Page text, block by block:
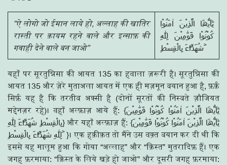
“ऐ लोगो जो ईमान लाये हो, अल्लाह की खातिर
रास्ती पर क़ायम रहने वाले और इन्साफ़ की
गवाही देने वाले बन जाओ”
يٰٓاَيُّھَا الَّذِيْنَ اٰمَنُوْا
كُوْنُوْا قَوّٰمِيْنَ لِلّٰهِ
شُهَدَاۗءَ بِالْقِسْطِ ۡ
यहाँ पर सूरतुन्निसा की आयत 135 का हवाला ज़रूरी है। सूरतुन्निसा की
आयत 135 और ज़ेरे मुताअला आयत में एक ही मज़मून बयान हुआ है, फ़र्क़
सिर्फ़ यह है कि तरतीब अक्सी है (दोनों सूरतों की निस्बते ज़ौजियत
मद्देनज़र रहे)। वहाँ अल्फ़ाज़ आये हैं: {يٰٓاَيُّھَا الَّذِيْنَ اٰمَنُوْا كُوْنُوْا قَوّٰمِيْنَ
بِالْقِسْطِ شُهَدَاۗءَ لِلّٰهِ} और यहाँ अल्फ़ाज़ हैं: {يٰٓاَيُّھَا الَّذِيْنَ اٰمَنُوْا كُوْنُوْا قَوّٰمِيْنَ
لِلّٰهِ شُهَدَاۗءَ بِالْقِسْطِ ۡ }। एक हक़ीक़त तो मैंने उस वक़्त बयान कर दी थी कि
इससे यह मालूम हुआ कि गोया “अल्लाह” और “क़िस्त” मुतरादिफ़ हैं। एक
जगह फ़रमाया: “क़िस्त के लिये खड़े हो जाओ” और दूसरी जगह फ़रमाया: